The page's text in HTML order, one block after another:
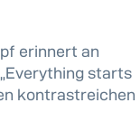
erinnert an
starts
kontrastreichen